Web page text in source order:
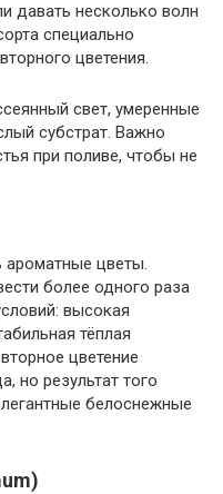
давать несколько волн
специально
цветения.
свет, умеренные
субстрат. Важно
при поливе, чтобы не
ароматные цветы.
более одного раза
высокая
тёплая
цветение
но результат того
белоснежные